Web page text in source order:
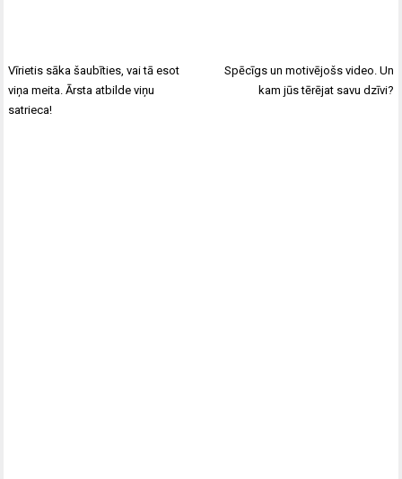
Vīrietis sāka šaubīties, vai tā esot
viņa meita. Ārsta atbilde viņu
satrieca!
Spēcīgs un motivējošs video. Un
kam jūs tērējat savu dzīvi?